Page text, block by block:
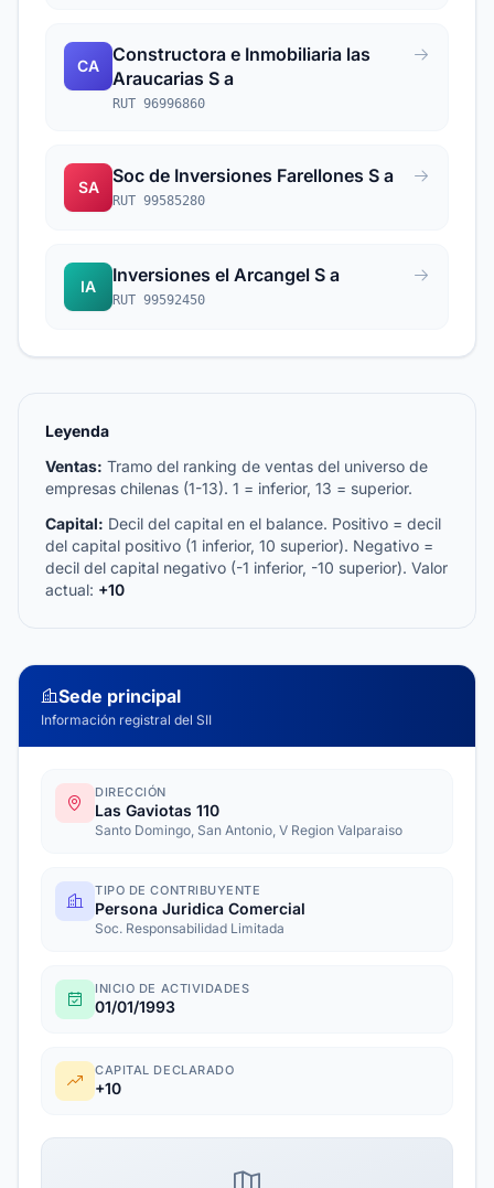
CA
Constructora e Inmobiliaria las
Araucarias S a
RUT 96996860
SA
Soc de Inversiones Farellones S a
RUT 99585280
IA
Inversiones el Arcangel S a
RUT 99592450
Leyenda
Ventas: Tramo del ranking de ventas del universo de
empresas chilenas (1-13). 1 = inferior, 13 = superior.
Capital: Decil del capital en el balance. Positivo = decil
del capital positivo (1 inferior, 10 superior). Negativo =
decil del capital negativo (-1 inferior, -10 superior). Valor
actual: +10
Sede principal
Información registral del SII
DIRECCIÓN
Las Gaviotas 110
Santo Domingo, San Antonio, V Region Valparaiso
TIPO DE CONTRIBUYENTE
Persona Juridica Comercial
Soc. Responsabilidad Limitada
INICIO DE ACTIVIDADES
01/01/1993
CAPITAL DECLARADO
+10